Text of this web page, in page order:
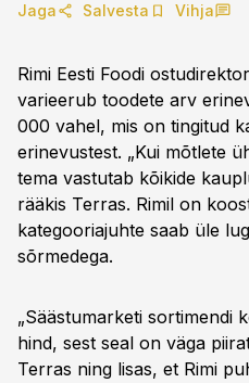
Jaga Salvesta Vihja
Rimi Eesti Foodi
varieerub toodete arv
000 vahel, mis on tingitud
erinevustest. „Kui mõtlete
tema vastutab kõikide
rääkis Terras. Rimil on
kategooriajuhte saab üle
sõrmedega.
„Säästumarketi sortimendi
hind, sest seal on väga
Terras ning lisas, et Rimi